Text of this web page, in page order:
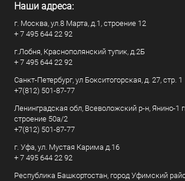
Наши адреса:
г. Москва, ул.8 Марта, д.1, строение 12
+ 7 495 644 22 92
г.Лобня, Краснополянский тупик, д.2Б
+ 7 495 644 22 92
Санкт-Петербург, ул Бокситогорская, д. 27, стр. 1
+7(812) 501-87-77
Ленинградская обл, Всеволожский р-н, Янино-1
строение 50а/2
+7(812) 501-87-77
г. Уфа, ул. Мустая Карима д.16
+ 7 495 644 22 92
Республика Башкортостан, город Уфимский